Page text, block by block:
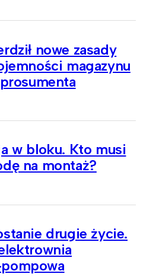
nowe zasady
magazynu
w bloku. Kto musi
na montaż?
drugie życie.